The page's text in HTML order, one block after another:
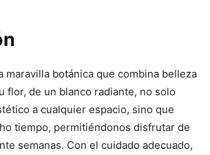
maravilla botánica que combina belleza
flor, de un blanco radiante, no solo
a cualquier espacio, sino que
tiempo, permitiéndonos disfrutar de
semanas. Con el cuidado adecuado,